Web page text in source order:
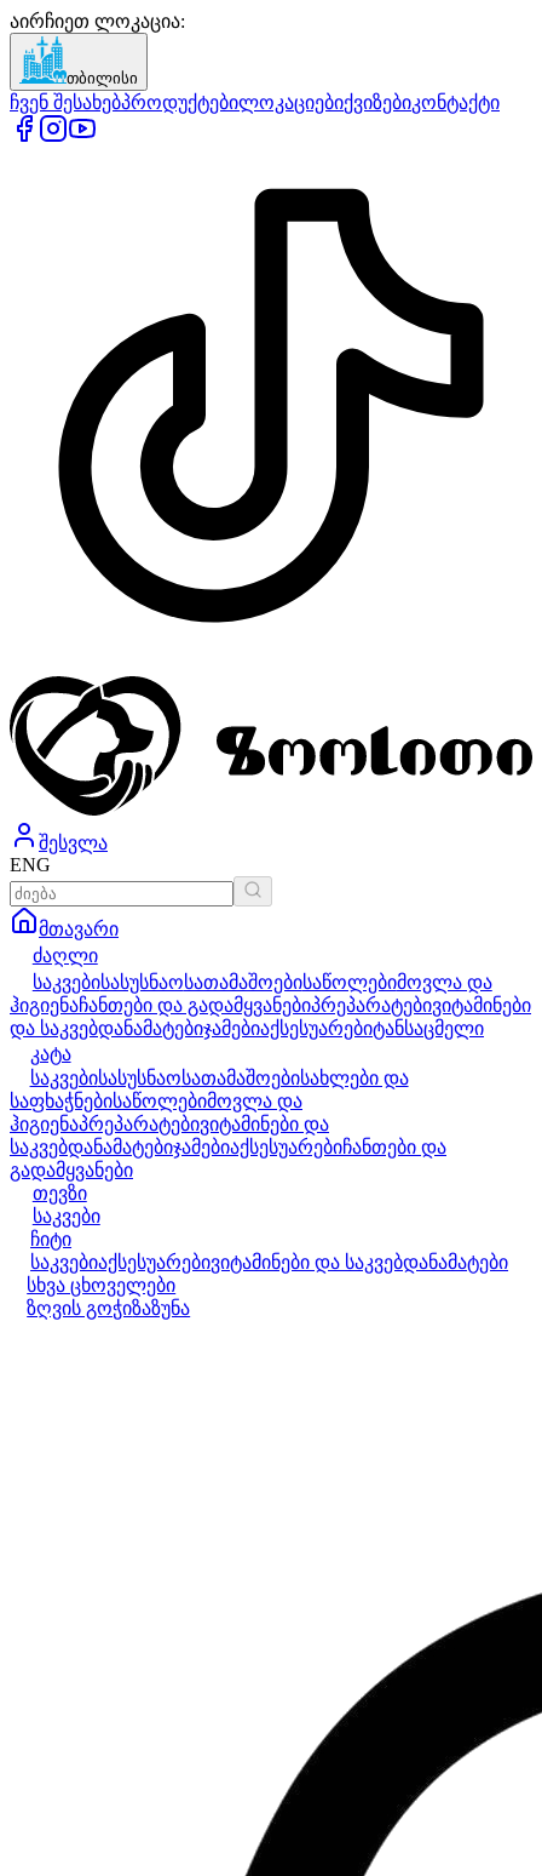
აირჩიეთ ლოკაცია:
თბილისი
ჩვენ შესახებპროდუქტებილოკაციებიქვიზებიკონტაქტი
შესვლა
ENG
მთავარი
ძაღლი
საკვებისასუსნაოსათამაშოებისაწოლებიმოვლა და
ჰიგიენაჩანთები და გადამყვანებიპრეპარატებივიტამინები
და საკვებდანამატებიჯამებიაქსესუარებიტანსაცმელი
კატა
საკვებისასუსნაოსათამაშოებისახლები და
საფხაჭნებისაწოლებიმოვლა და
ჰიგიენაპრეპარატებივიტამინები და
საკვებდანამატებიჯამებიაქსესუარებიჩანთები და
გადამყვანები
თევზი
საკვები
ჩიტი
საკვებიაქსესუარებივიტამინები და საკვებდანამატები
სხვა ცხოველები
ზღვის გოჭიზაზუნა